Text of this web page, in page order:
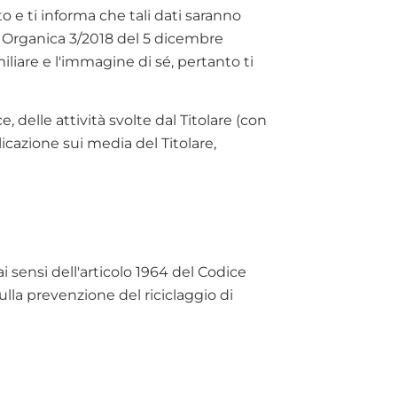
e ti informa che tali dati saranno
3/2018 del 5 dicembre
e l'immagine di sé, pertanto ti
delle attività svolte dal Titolare (con
sui media del Titolare,
sensi dell'articolo 1964 del Codice
prevenzione del riciclaggio di